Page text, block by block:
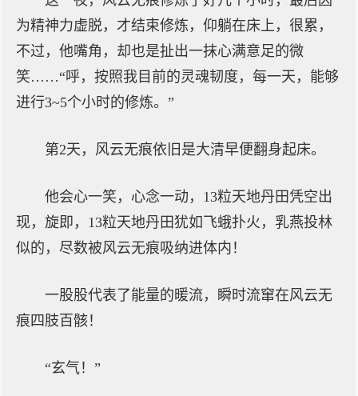
为精神力虚脱，才结束修炼，仰躺在床上，很累，
不过，他嘴角，却也是扯出一抹心满意足的微
笑……“呼，按照我目前的灵魂韧度，每一天，能够
进行3~5个小时的修炼。”
第2天，风云无痕依旧是大清早便翻身起床。
他会心一笑，心念一动，13粒天地丹田凭空出
现，旋即，13粒天地丹田犹如飞蛾扑火，乳燕投林
似的，尽数被风云无痕吸纳进体内！
一股股代表了能量的暖流，瞬时流窜在风云无
痕四肢百骸！
“玄气！”